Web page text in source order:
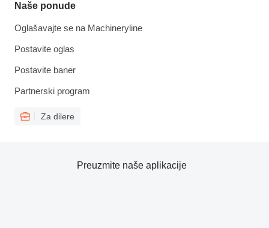
Naše ponude
Oglašavajte se na Machineryline
Postavite oglas
Postavite baner
Partnerski program
Za dilere
Preuzmite naše aplikacije